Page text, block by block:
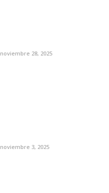
noviembre 28, 2025
noviembre 3, 2025